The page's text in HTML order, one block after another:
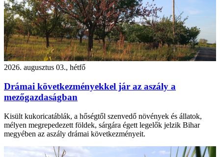
2026. augusztus 03., hétfő
Drámai következményekkel jár az aszály a
mezőgazdaságban
Kisült kukoricatáblák, a hőségtől szenvedő növények és állatok,
mélyen megrepedezett földek, sárgára égett legelők jelzik Bihar
megyében az aszály drámai következményeit.